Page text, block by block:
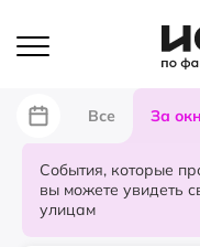
Все За
События, которые
вы можете увидеть
улицам